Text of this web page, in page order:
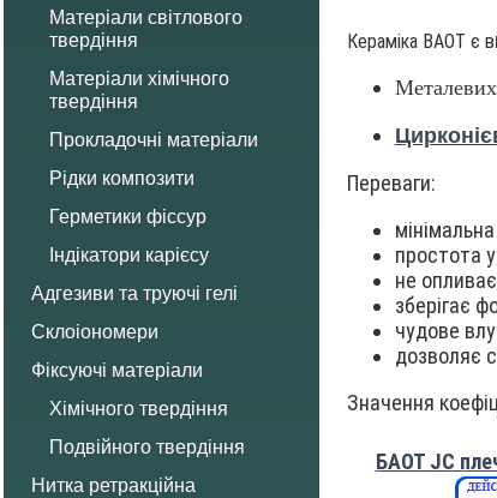
Матеріали світлового
твердіння
Матеріали хімічного
твердіння
Прокладочні матеріали
Рідки композити
Герметики фіссур
Індікатори карієсу
Адгезиви та труючі гелі
Склоіономери
Фіксуючі матеріали
Хімічного твердіння
Подвійного твердіння
Нитка ретракційна
Кераміка BAOT є в
Металевих
Переваги:
простота
не
зберігає
чудове
дозволяє
Значення
БАОТ JC